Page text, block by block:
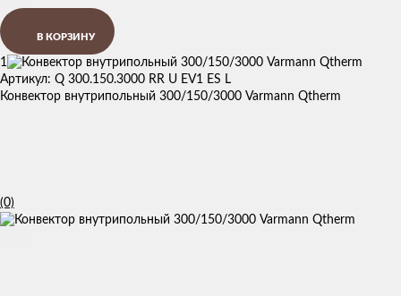
В КОРЗИНУ
1
Артикул: Q 300.150.3000 RR U EV1 ES L
Конвектор внутрипольный 300/150/3000 Varmann Qtherm
(0)